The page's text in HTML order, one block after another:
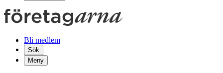
Bli medlem
Sök
Meny